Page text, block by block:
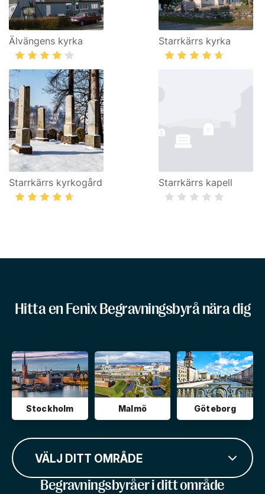
Älvängens kyrka Starrkärrs kyrka
Starrkärrs kyrkogård Starrkärrs kapell
Hitta en Fenix Begravningsbyrå nära dig
Stockholm Malmö Göteborg
VÄLJ DITT OMRÅDE
Begravningsbyråer i ditt område